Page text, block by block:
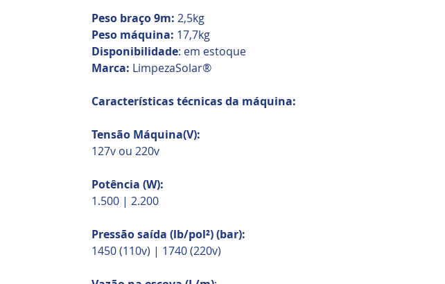
Peso braço 9m: 2,5kg
Peso máquina: 17,7kg
Disponibilidade: em estoque
Marca: LimpezaSolar®
Características técnicas da máquina:
Tensão Máquina(V):
127v ou 220v
Potência (W):
1.500 | 2.200
Pressão saída (lb/pol²) (bar):
1450 (110v) | 1740 (220v)